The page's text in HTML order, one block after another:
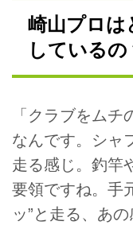
崎山プロは
しているの
「クラブをム
なんです。シャ
走る感じ。釣竿
要領ですね。手
ッ”と走る、あ